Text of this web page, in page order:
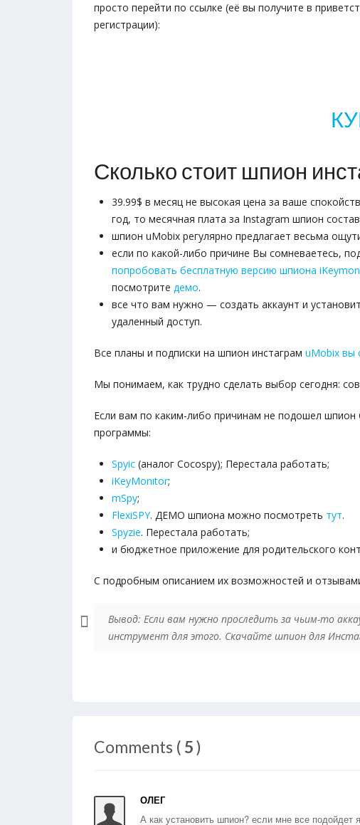
просто перейти по ссылке (её вы получите в
регистрации):
Сколько стоит шпион
39.99$ в месяц не высокая цена за ваше
год, то месячная плата за Instagram шпион
шпион uMobix регулярно предлагает весьма
если по какой-либо причине Вы сомневаетесь,
попробовать бесплатную версию шпиона
посмотрите демо.
все что вам нужно — создать аккаунт и
удаленный доступ.
Все планы и подписки на шпион инстаграм uMobix вы
Мы понимаем, как трудно сделать выбор сегодня:
Если вам по каким-либо причинам не подошел
программы:
Spyic (аналог Cocospy); Перестала работать;
iKeyMonıtor;
mSpy;
FlexiSPY. ДЕМО шпиона можно посмотреть тут.
Spyzie. Перестала работать;
и бюджетное приложение для родительского
С подробным описанием их возможностей и
Вывод: Если вам нужно проследить за чьим-то
инструмент для этого. Скачайте шпион для
Comments ( 5)
ОЛЕГ
А как установить шпион? если мне все подойдет